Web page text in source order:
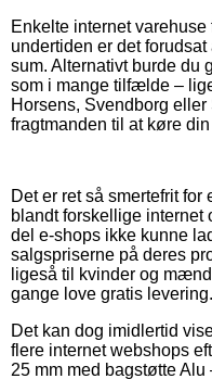
Enkelte internet
undertiden er det
sum. Alternativt burde du
som i mange tilfælde –
Horsens, Svendborg
fragtmanden til at køre
Det er ret så smertefrit
blandt forskellige internet
del e-shops ikke kunne
salgspriserne på deres
ligeså til kvinder og
gange love gratis levering.
Det kan dog imidlertid
flere internet webshops
25 mm med bagstøtte